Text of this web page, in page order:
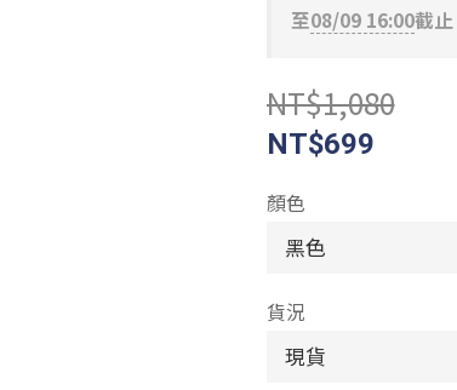
至08/09 16:00截止
NT$1,080
NT$699
顏色
貨況